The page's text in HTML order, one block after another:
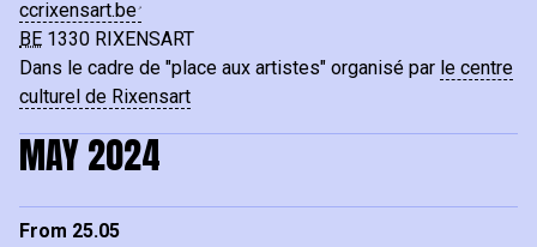
ccrixensart.be
BE 1330 RIXENSART
Dans le cadre de "place aux artistes" organisé par le centre
culturel de Rixensart
MAY 2024
From 25.05